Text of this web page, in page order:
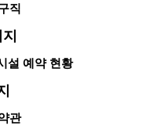
직
설 예약 현황
관